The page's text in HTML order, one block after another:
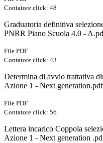
Contatore click: 48
Graduatoria definitiva
PNRR Piano Scuola 4.0 -
File PDF
Contatore click: 43
Determina di avvio trattativa
Azione 1 - Next generation.pdf
File PDF
Contatore click: 56
Lettera incarico Coppola
Azione 1 - Next generation